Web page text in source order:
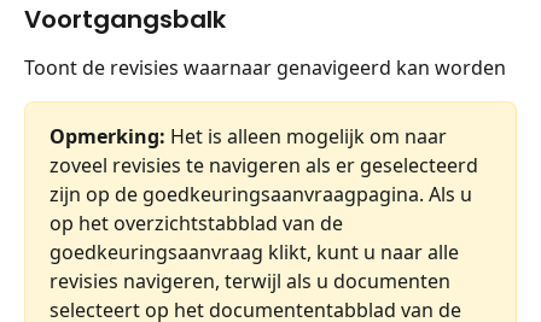
Voortgangsbalk
Toont de revisies waarnaar genavigeerd kan worden
Opmerking: Het is alleen mogelijk om naar
zoveel revisies te navigeren als er geselecteerd
zijn op de goedkeuringsaanvraagpagina. Als u
op het overzichtstabblad van de
goedkeuringsaanvraag klikt, kunt u naar alle
revisies navigeren, terwijl als u documenten
selecteert op het documententabblad van de